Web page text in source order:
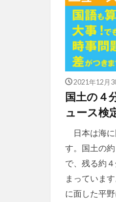
2021年12月
国土の４
ュース検
日本は海に
す。国土の
で、残る約
まっていま
に面した平